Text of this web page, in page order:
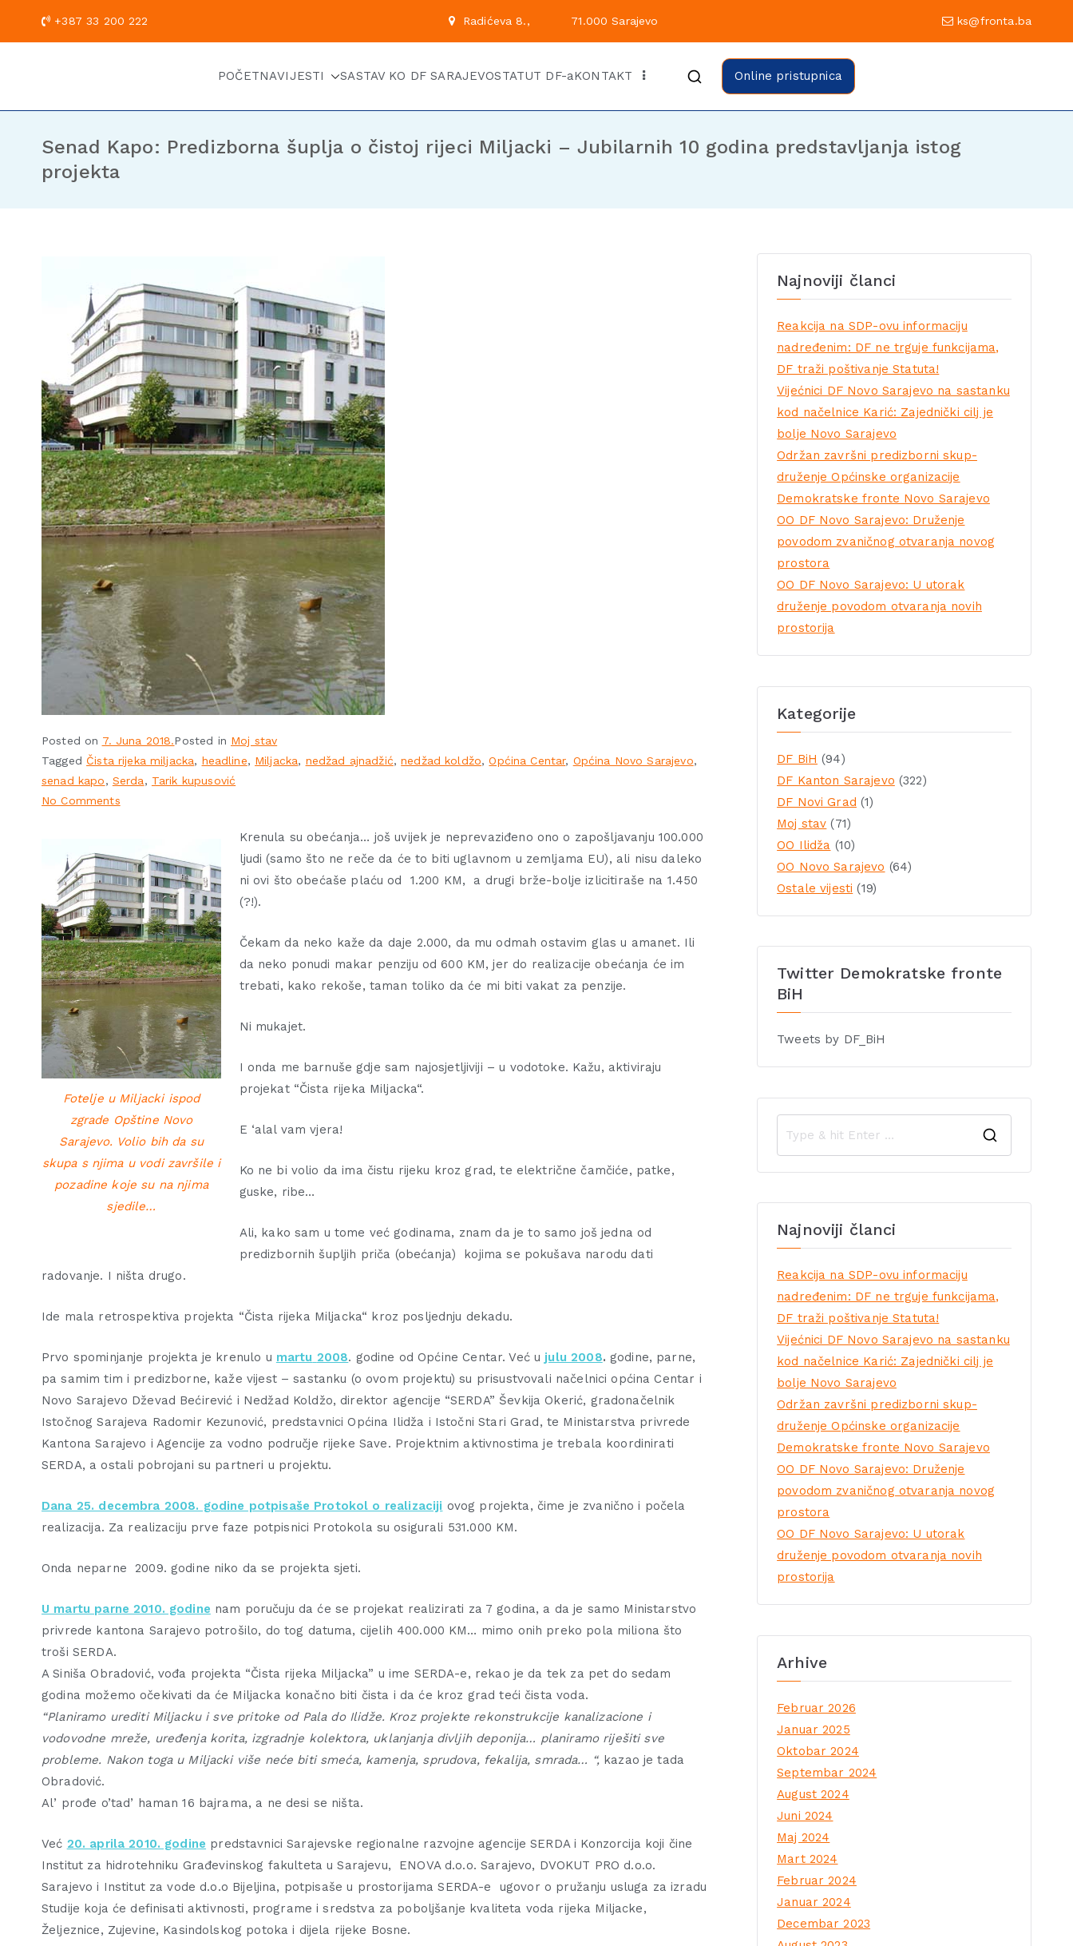
+387 33 200 222 Radićeva 8., 71.000 Sarajevo ks@fronta.ba
Kantonalni odbor Demokratske fronte Sarajevo
Službena stranica KO DF Sarajevo
POČETNAVIJESTI SASTAV KO DF SARAJEVOSTATUT DF-aKONTAKT Online pristupnica
Senad Kapo: Predizborna šuplja o čistoj rijeci Miljacki – Jubilarnih 10 godina predstavljanja istog
projekta
Posted on 7. Juna 2018.Posted in Moj stav
Tagged Čista rijeka miljacka, headline, Miljacka, nedžad ajnadžić,nedžad koldžo,Općina Centar, Općina Novo Sarajevo,
senad kapo, Serda, Tarik kupusović
No Comments
Fotelje u Miljacki ispod
zgrade Opštine Novo
Sarajevo. Volio bih da su
skupa s njima u vodi završile i
pozadine koje su na njima
sjedile…
Krenula su obećanja… još uvijek je neprevaziđeno ono o zapošljavanju 100.000
ljudi (samo što ne reče da će to biti uglavnom u zemljama EU), ali nisu daleko
ni ovi što obećaše plaću od 1.200 KM, a drugi brže-bolje izlicitiraše na 1.450
(?!).
Čekam da neko kaže da daje 2.000, da mu odmah ostavim glas u amanet. Ili
da neko ponudi makar penziju od 600 KM, jer do realizacije obećanja će im
trebati, kako rekoše, taman toliko da će mi biti vakat za penzije.
Ni mukajet.
I onda me barnuše gdje sam najosjetljiviji – u vodotoke. Kažu, aktiviraju
projekat “Čista rijeka Miljacka“.
E ‘alal vam vjera!
Ko ne bi volio da ima čistu rijeku kroz grad, te električne čamčiće, patke,
guske, ribe…
Ali, kako sam u tome već godinama, znam da je to samo još jedna od
predizbornih šupljih priča (obećanja) kojima se pokušava narodu dati
radovanje. I ništa drugo.
Ide mala retrospektiva projekta “Čista rijeka Miljacka“ kroz posljednju dekadu.
Prvo spominjanje projekta je krenulo u martu 2008. godine od Općine Centar. Već u julu 2008. godine, parne,
pa samim tim i predizborne, kaže vijest – sastanku (o ovom projektu) su prisustvovali načelnici općina Centar i
Novo Sarajevo Dževad Bećirević i Nedžad Koldžo, direktor agencije “SERDA” Ševkija Okerić, gradonačelnik
Istočnog Sarajeva Radomir Kezunović, predstavnici Općina Ilidža i Istočni Stari Grad, te Ministarstva privrede
Kantona Sarajevo i Agencije za vodno područje rijeke Save. Projektnim aktivnostima je trebala koordinirati
SERDA, a ostali pobrojani su partneri u projektu.
Dana 25. decembra 2008. godine potpisaše Protokol o realizaciji ovog projekta, čime je zvanično i počela
realizacija. Za realizaciju prve faze potpisnici Protokola su osigurali 531.000 KM.
Onda neparne 2009. godine niko da se projekta sjeti.
U martu parne 2010. godine nam poručuju da će se projekat realizirati za 7 godina, a da je samo Ministarstvo
privrede kantona Sarajevo potrošilo, do tog datuma, cijelih 400.000 KM… mimo onih preko pola miliona što
troši SERDA.
A Siniša Obradović, vođa projekta “Čista rijeka Miljacka” u ime SERDA-e, rekao je da tek za pet do sedam
godina možemo očekivati da će Mi­ljacka konačno biti čista i da će kroz grad teći čista voda.
“Planiramo urediti Mi­ljacku i sve pritoke od Pala do Ilidže. Kroz projekte rekonstrukcije kanalizacione i
vodovodne mreže, uređenja korita, izgradnje kolektora, uklanjanja divljih deponi­ja… planiramo riješiti sve
probleme. Nakon toga u Miljacki više neće biti smeća, kamenja, sprudova, fekalija, smrada… “,kazao je tada
Obradović.
Al’ prođe o’tad’ haman 16 bajrama, a ne desi se ništa.
Već 20. aprila 2010. godine predstavnici Sarajevske regionalne razvojne agencije SERDA i Konzorcija koji čine
Institut za hidrotehniku Građevinskog fakulteta u Sarajevu, ENOVA d.o.o. Sarajevo, DVOKUT PRO d.o.o.
Sarajevo i Institut za vode d.o.o Bijeljina, potpisaše u prostorijama SERDA-e ugovor o pružanju usluga za izradu
Studije koja će definisati aktivnosti, programe i sredstva za poboljšanje kvaliteta voda rijeka Miljacke,
Željeznice, Zujevine, Kasindolskog potoka i dijela rijeke Bosne.
Najnoviji članci
Reakcija na SDP-ovu informaciju
nadređenim: DF ne trguje funkcijama,
DF traži poštivanje Statuta!
Vijećnici DF Novo Sarajevo na sastanku
kod načelnice Karić: Zajednički cilj je
bolje Novo Sarajevo
Održan završni predizborni skup-
druženje Općinske organizacije
Demokratske fronte Novo Sarajevo
OO DF Novo Sarajevo: Druženje
povodom zvaničnog otvaranja novog
prostora
OO DF Novo Sarajevo: U utorak
druženje povodom otvaranja novih
prostorija
Kategorije
DF BiH (94)
DF Kanton Sarajevo (322)
DF Novi Grad (1)
Moj stav (71)
OO Ilidža (10)
OO Novo Sarajevo (64)
Ostale vijesti (19)
Twitter Demokratske fronte
BiH
Tweets by DF_BiH
Najnoviji članci
Reakcija na SDP-ovu informaciju
nadređenim: DF ne trguje funkcijama,
DF traži poštivanje Statuta!
Vijećnici DF Novo Sarajevo na sastanku
kod načelnice Karić: Zajednički cilj je
bolje Novo Sarajevo
Održan završni predizborni skup-
druženje Općinske organizacije
Demokratske fronte Novo Sarajevo
OO DF Novo Sarajevo: Druženje
povodom zvaničnog otvaranja novog
prostora
OO DF Novo Sarajevo: U utorak
druženje povodom otvaranja novih
prostorija
Arhive
Februar 2026
Januar 2025
Oktobar 2024
Septembar 2024
August 2024
Juni 2024
Maj 2024
Mart 2024
Februar 2024
Januar 2024
Decembar 2023